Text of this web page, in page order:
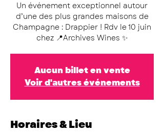
Un événement exceptionnel autour
d’une des plus grandes maisons de
Champagne : Drappier ! Rdv le 10 juin
chez 📍Archives Wines ✨
Aucun billet en vente
Voir d'autres événements
Horaires & Lieu